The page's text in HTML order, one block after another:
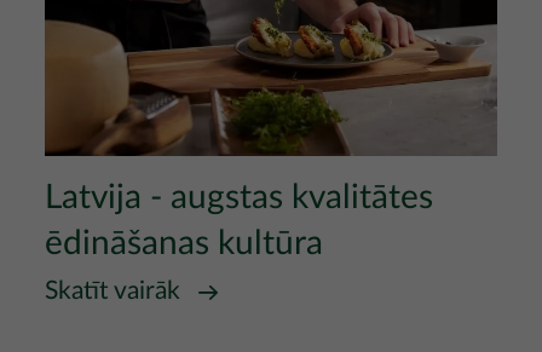
Latvija - augstas kvalitātes
ēdināšanas kultūra
Skatīt vairāk